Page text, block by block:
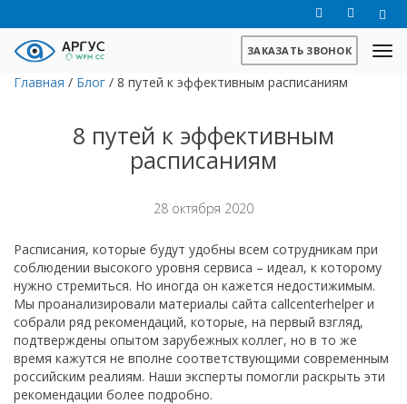
ЗАКАЗАТЬ ЗВОНОК
Главная / Блог / 8 путей к эффективным расписаниям
8 путей к эффективным
расписаниям
28 октября 2020
Расписания, которые будут удобны всем сотрудникам при
соблюдении высокого уровня сервиса – идеал, к которому
нужно стремиться. Но иногда он кажется недостижимым.
Мы проанализировали материалы сайта callcenterhelper и
собрали ряд рекомендаций, которые, на первый взгляд,
подтверждены опытом зарубежных коллег, но в то же
время кажутся не вполне соответствующими современным
российским реалиям. Наши эксперты помогли раскрыть эти
рекомендации более подробно.